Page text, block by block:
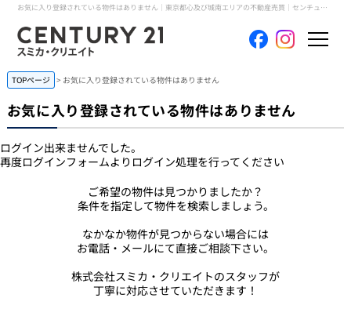
お気に入り登録されている物件はありません｜東京都心及び城南エリアの不動産売買｜センチュリー21スミカ・クリエイト
ホーム
当社について
買いたい
売りたい
コンテンツ
採用情報
TOPページ > お気に入り登録されている物件はありません
お気に入り登録されている物件はありません
ログイン出来ませんでした。
再度ログインフォームよりログイン処理を行ってください
ご希望の物件は見つかりましたか？
条件を指定して物件を検索しましょう。
なかなか物件が見つからない場合には
お電話・メールにて直接ご相談下さい。
株式会社スミカ・クリエイトのスタッフが
丁寧に対応させていただきます！